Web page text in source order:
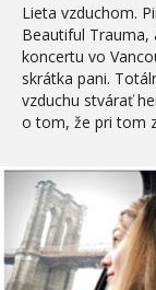
Lieta vzduchom.
Beautiful
koncertu vo
skrátka pani.
vzduchu stvárať
o tom, že pri tom